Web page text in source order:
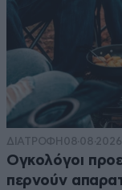
ΔΙΑΤΡΟΦΗ
Ογκολόγοι
περνούν